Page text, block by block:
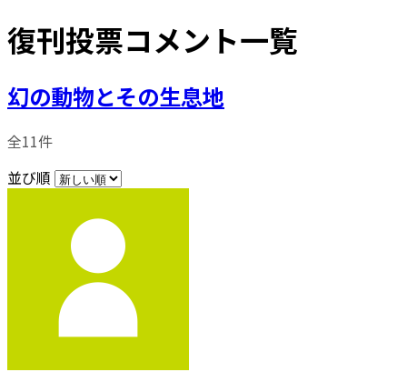
復刊投票コメント一覧
幻の動物とその生息地
全11件
並び順